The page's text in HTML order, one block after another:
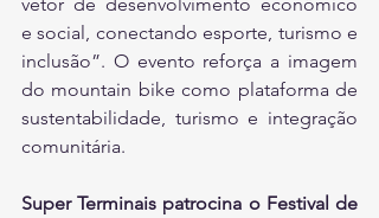
e social, conectando esporte, turismo e
inclusão”. O evento reforça a imagem
do mountain bike como plataforma de
sustentabilidade, turismo e integração
comunitária.
Super Terminais patrocina o Festival de